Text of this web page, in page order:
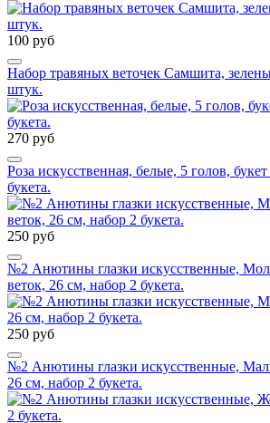
100 руб
Набор травяных веточек Самшита,
штук.
270 руб
Роза искусственная, белые, 5 голов,
букета.
250 руб
№2 Анютины глазки искусственные,
веток, 26 см, набор 2 букета.
250 руб
№2 Анютины глазки искусственные,
26 см, набор 2 букета.